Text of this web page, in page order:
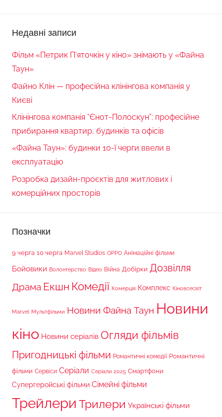
Недавні записи
Фільм «Петрик П’яточкін у кіно» знімають у «Файна
Таун»
Файно Клін — професійна клінінгова компанія у
Києві
Клінінгова компанія “Єнот-Полоскун”: професійне
прибирання квартир, будинків та офісів
«Файна Таун»: будинки 10-ї черги ввели в
експлуатацію
Розробка дизайн-проєктів для житлових і
комерційних просторів
Позначки
9 черга 10 черга Marvel Studios OPPO Анімаційні фільми
Бойовики Волонтерство Відео Війна Добірки Дозвілля
Драма Екшн Комедії Комерція Комплекс Кіновсесвіт
Marvel Мультфільми Новини Файна Таун Новини
кіно Новини серіалів Огляди фільмів
Пригодницькі фільми Романтичні комедії Романтичні
фільми Сервіси Серіали Серіали 2025 Смартфони
Супергеройські фільми Сімейні фільми
Трейлери Трилери Українські фільми